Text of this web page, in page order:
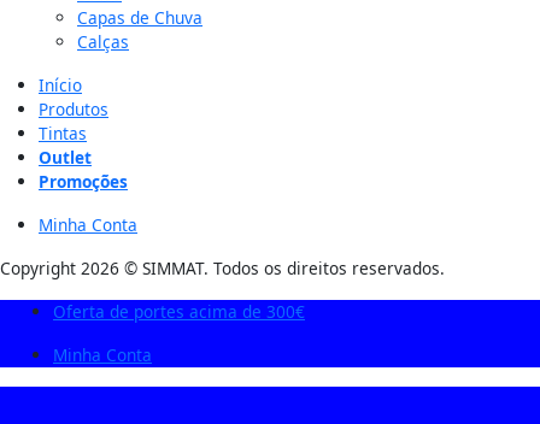
Capas de Chuva
Calças
Início
Produtos
Tintas
Outlet
Promoções
Minha Conta
Copyright 2026 © SIMMAT. Todos os direitos reservados.
Oferta de portes acima de 300€
Minha Conta